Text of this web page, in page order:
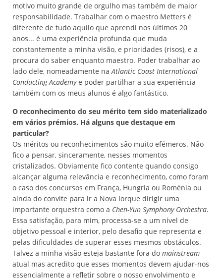
motivo muito grande de orgulho mas também de maior
responsabilidade. Trabalhar com o maestro Metters é
diferente de tudo aquilo que aprendi nos últimos 20
anos... é uma experiência profunda que muda
constantemente a minha visão, e prioridades (risos), e a
procura do saber enquanto maestro. Poder trabalhar ao
lado dele, nomeadamente naAtlantic Coast International
Conducting Academye poder partilhar a sua experiência
também com os meus alunos é algo fantástico.
O reconhecimento do seu mérito tem sido materializado
em vários prémios. Há alguns que destaque em
particular?
Os méritos ou reconhecimentos são muito efémeros. Não
fico a pensar, sinceramente, nesses momentos
cristalizados. Obviamente fico contente quando consigo
alcançar alguma relevância e reconhecimento, como foram
o caso dos concursos em França, Hungria ou Roménia ou
ainda do convite para ir a Nova Iorque dirigir uma
importante orquestra como a Chen-Yun Symphony Orchestra.
Essa satisfação, para mim, processa-se a um nível de
objetivo pessoal e interior, pelo desafio que representa e
pelas dificuldades de superar esses mesmos obstáculos.
Talvez a minha visão esteja bastante fora do mainstream
atual mas acredito que esses momentos devem ajudar-nos
essencialmente a refletir sobre o nosso envolvimento e